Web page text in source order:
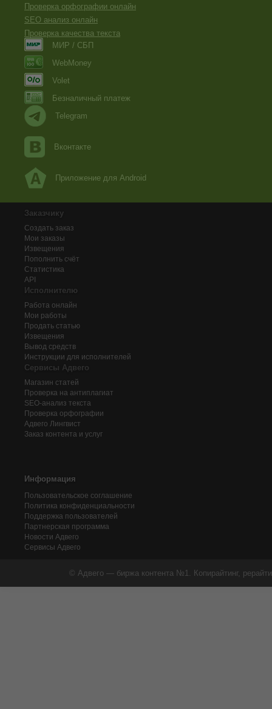
Проверка орфографии онлайн
SEO анализ онлайн
Проверка качества текста
МИР / СБП
WebMoney
Volet
Безналичный платеж
Telegram
Вконтакте
Приложение для Android
Заказчику
Создать заказ
Мои заказы
Извещения
Пополнить счёт
Статистика
API
Исполнителю
Работа онлайн
Мои работы
Продать статью
Извещения
Вывод средств
Инструкции для исполнителей
Сервисы Адвего
Магазин статей
Проверка на антиплагиат
SEO-анализ текста
Проверка орфографии
Адвего Лингвист
Заказ контента и услуг
Информация
Пользовательское соглашение
Политика конфиденциальности
Поддержка пользователей
Партнерская программа
Новости Адвего
Сервисы Адвего
© Адвего — биржа контента №1. Копирайтинг,